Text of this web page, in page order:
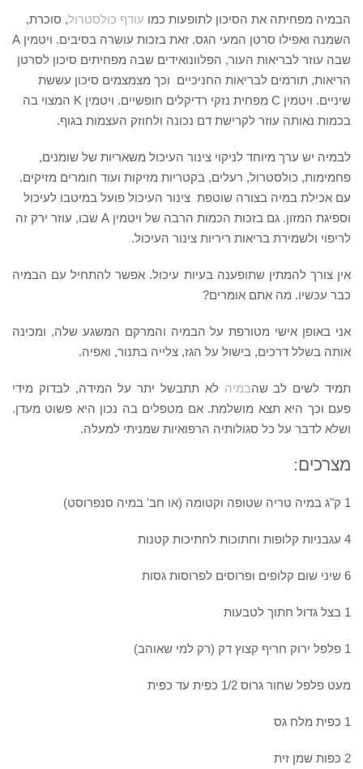
הבמיה מפחיתה את הסיכון לתופעות כמו עודף כולסטרול, סוכרת,
השמנה ואפילו סרטן המעי הגס. זאת בזכות עושרה בסיבים. ויטמין A
שבה עוזר לבריאות העור, הפלוונואידים שבה מפחיתים סיכון לסרטן
הריאות, תורמים לבריאות החניכיים וכך מצמצמים סיכון עששת
שיניים. ויטמין C מפחית נזקי רדיקלים חופשיים. ויטמין K המצוי בה
בכמות נאותה עוזר לקרישת דם נכונה ולחוזק העצמות בגוף.
לבמיה יש ערך מיוחד לניקוי צינור העיכול משאריות של שומנים,
פחמימות, כולסטרול, רעלים, בקטריות מזיקות ועוד חומרים מזיקים.
עם אכילת במיה בצורה שוטפת צינור העיכול פועל במיטבו לעיכול
וספיגת המזון. גם בזכות הכמות הרבה של ויטמין A שבו, עוזר ירק זה
לריפוי ולשמירת בריאות ריריות צינור העיכול.
אין צורך להמתין שתופענה בעיות עיכול. אפשר להתחיל עם הבמיה
כבר עכשיו. מה אתם אומרים?
אני באופן אישי מטורפת על הבמיה והמרקם המשגע שלה, ומכינה
אותה בשלל דרכים, בישול על הגז, צלייה בתנור, ואפיה.
תמיד לשים לב שהבמיהלא תתבשל יתר על המידה, לבדוק מידי
פעם וכך היא תצא מושלמת. אם מטפלים בה נכון היא פשוט מעדן.
ושלא לדבר על כל סגולותיה הרפואיות שמניתי למעלה.
מצרכים:
1 ק"ג במיה טריה שטופה וקטומה (או חב' במיה סנפרוסט)
4 עגבניות קלופות וחתוכות לחתיכות קטנות
6 שיני שום קלופים ופרוסים לפרוסות גסות
1 בצל גדול חתוך לטבעות
1 פלפל ירוק חריף קצוץ דק (רק למי שאוהב)
מעט פלפל שחור גרוס 1/2 כפית עד כפית
1 כפית מלח גס
2 כפות שמן זית